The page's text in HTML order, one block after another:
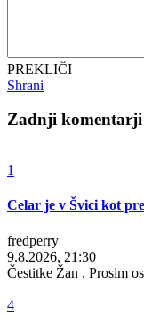
PREKLIČI
Shrani
Zadnji komentarji
1
Celar je v Švici kot
fredperry
9.8.2026, 21:30
Čestitke Žan . Prosim
4